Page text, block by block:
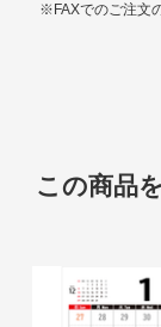
※FAXでのご注文
この商品